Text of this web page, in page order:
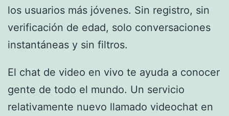
los usuarios más jóvenes. Sin registro, sin
verificación de edad, solo conversaciones
instantáneas y sin filtros.
El chat de video en vivo te ayuda a conocer
gente de todo el mundo. Un servicio
relativamente nuevo llamado videochat en